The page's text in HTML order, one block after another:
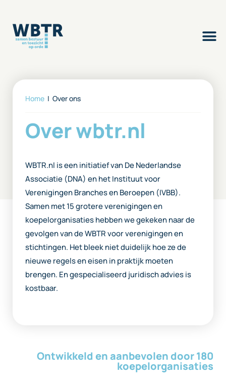
Home | Over ons
Over wbtr.nl
WBTR.nl is een initiatief van De Nederlandse
Associatie (DNA) en het Instituut voor
Verenigingen Branches en Beroepen (IVBB).
Samen met 15 grotere verenigingen en
koepelorganisaties hebben we gekeken naar de
gevolgen van de WBTR voor verenigingen en
stichtingen. Het bleek niet duidelijk hoe ze de
nieuwe regels en eisen in praktijk moeten
brengen. En gespecialiseerd juridisch advies is
kostbaar.
Ontwikkeld en aanbevolen door 180
koepel­organisaties